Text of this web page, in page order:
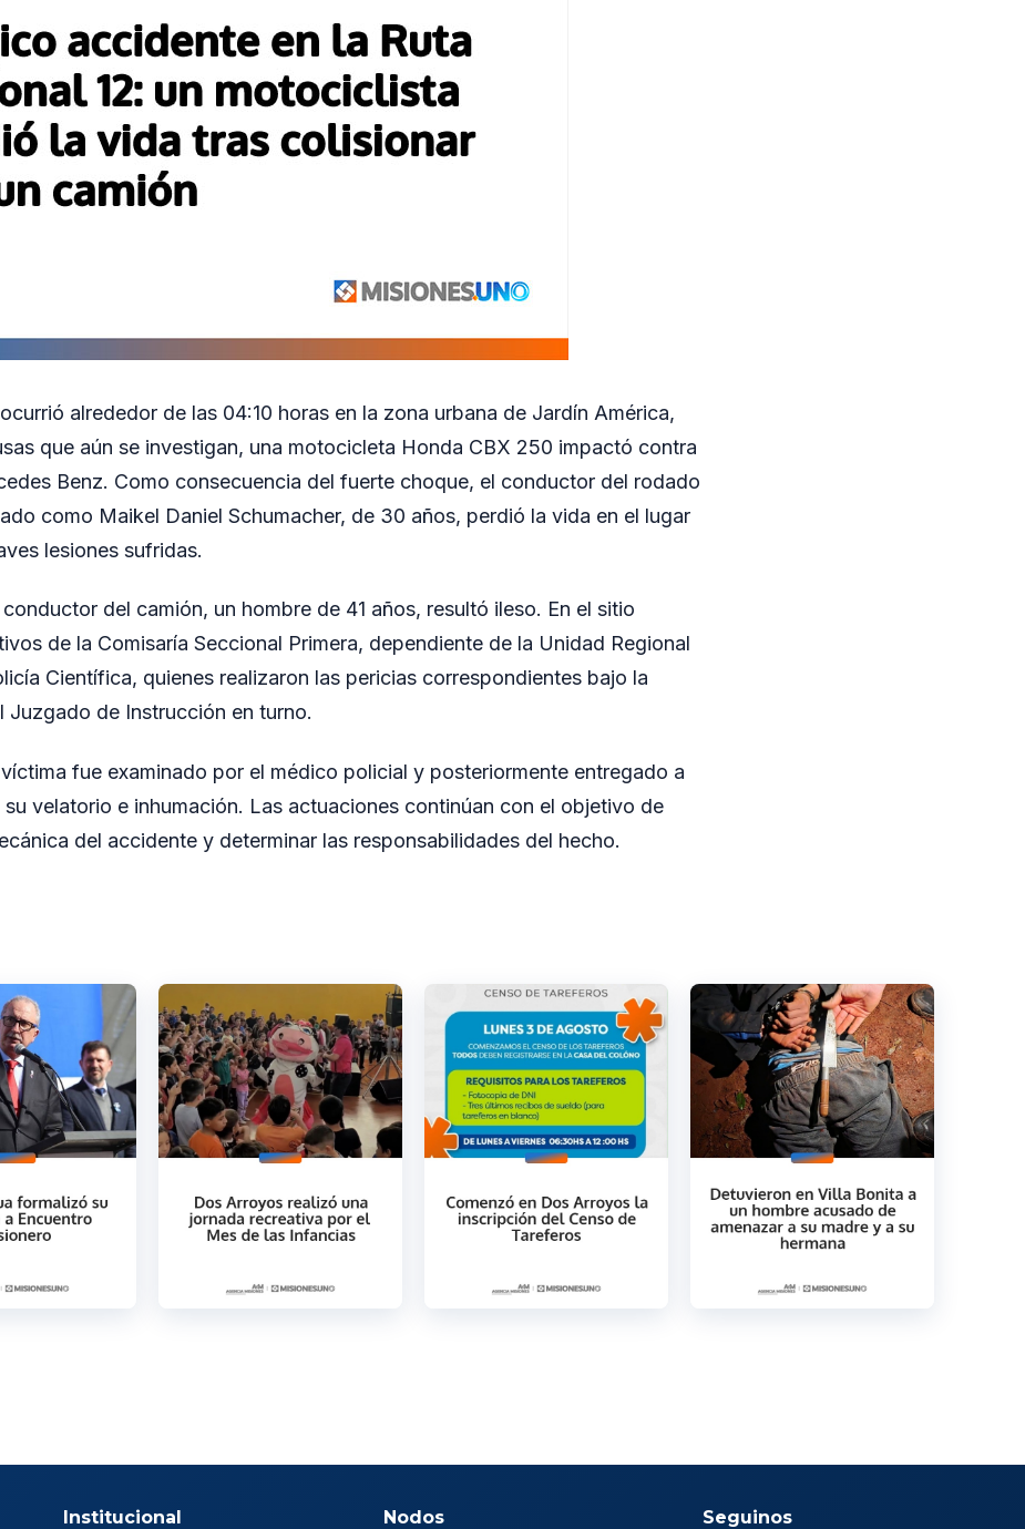
alrededor de las 04:10 horas en la zona urbana de Jardín América,
que aún se investigan, una motocicleta Honda CBX 250 impactó contra
Benz. Como consecuencia del fuerte choque, el conductor del rodado
como Maikel Daniel Schumacher, de 30 años, perdió la vida en el lugar
lesiones sufridas.
del camión, un hombre de 41 años, resultó ileso. En el sitio
de la Comisaría Seccional Primera, dependiente de la Unidad Regional
Científica, quienes realizaron las pericias correspondientes bajo la
Juzgado de Instrucción en turno.
fue examinado por el médico policial y posteriormente entregado a
su velatorio e inhumación. Las actuaciones continúan con el objetivo de
del accidente y determinar las responsabilidades del hecho.
Institucional Nodos Seguinos